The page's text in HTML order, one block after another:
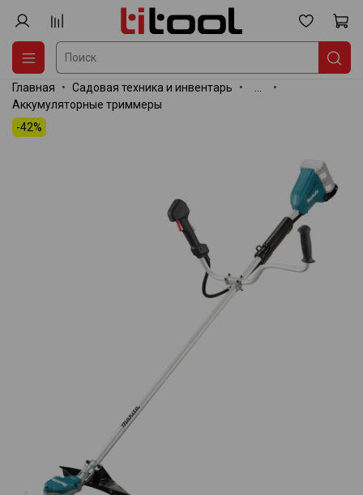
Главная Садовая техника и инвентарь
Аккумуляторные триммеры
-42%